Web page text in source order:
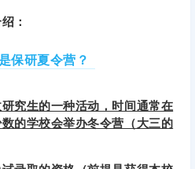
：
保研夏令营？
究生的一种活动，时间通常在
的学校会举办冬令营（大三的